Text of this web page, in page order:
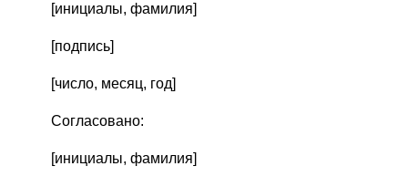
[инициалы, фамилия]
[подпись]
[число, месяц, год]
Согласовано:
[инициалы, фамилия]